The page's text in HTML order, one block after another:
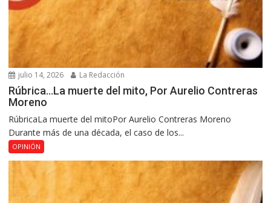
julio 14, 2026 La Redacción
Rúbrica…La muerte del mito, Por Aurelio Contreras
Moreno
RúbricaLa muerte del mitoPor Aurelio Contreras Moreno
Durante más de una década, el caso de los...
OPINIÓN